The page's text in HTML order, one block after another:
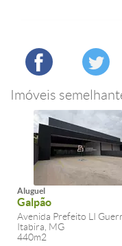
Imóveis
Aluguel
Galpão
Avenida Prefeito LI
Itabira, MG
440m2